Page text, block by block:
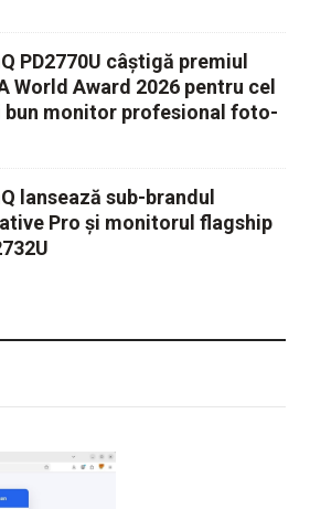
PD2770U câștigă premiul
World Award 2026 pentru cel
bun monitor profesional foto-
lansează sub-brandul
Pro și monitorul flagship